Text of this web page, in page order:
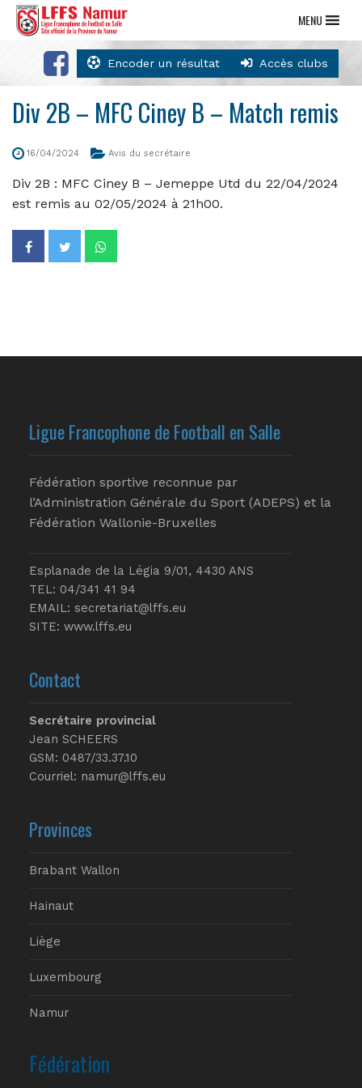
Encoder un résultat Accès clubs
MENU
Div 2B – MFC Ciney B – Match remis
16/04/2024 Avis du secrétaire
Div 2B : MFC Ciney B – Jemeppe Utd du 22/04/2024
est remis au 02/05/2024 à 21h00.
Ligue Francophone de Football en Salle
Fédération sportive reconnue par
l’Administration Générale du Sport (ADEPS) et la
Fédération Wallonie-Bruxelles
Esplanade de la Légia 9/01, 4430 ANS
TEL: 04/341 41 94
EMAIL: secretariat@lffs.eu
SITE: www.lffs.eu
Contact
Secrétaire provincial
Jean SCHEERS
GSM: 0487/33.37.10
Courriel: namur@lffs.eu
Provinces
Brabant Wallon
Hainaut
Liège
Luxembourg
Namur
Fédération